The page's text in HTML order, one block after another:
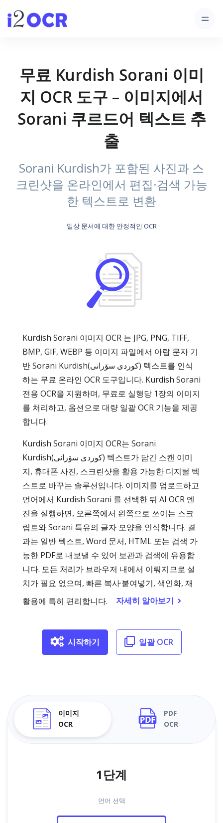
무료 Kurdish Sorani 이미
지 OCR 도구 – 이미지에서
Sorani 쿠르드어 텍스트 추
출
Sorani Kurdish가 포함된 사진과 스
크린샷을 온라인에서 편집·검색 가능
한 텍스트로 변환
일상 문서에 대한 안정적인 OCR
Kurdish Sorani 이미지 OCR 는 JPG, PNG, TIFF,
BMP, GIF, WEBP 등 이미지 파일에서 아랍 문자 기
반 Sorani Kurdish(کوردی سۆرانی) 텍스트를 인식
하는 무료 온라인 OCR 도구입니다. Kurdish Sorani
전용 OCR을 지원하며, 무료로 실행당 1장의 이미지
를 처리하고, 옵션으로 대량 일괄 OCR 기능을 제공
합니다.
Kurdish Sorani 이미지 OCR는 Sorani
Kurdish(کوردی سۆرانی) 텍스트가 담긴 스캔 이미
지, 휴대폰 사진, 스크린샷을 활용 가능한 디지털 텍
스트로 바꾸는 솔루션입니다. 이미지를 업로드하고
언어에서 Kurdish Sorani 를 선택한 뒤 AI OCR 엔
진을 실행하면, 오른쪽에서 왼쪽으로 쓰이는 스크
립트와 Sorani 특유의 글자 모양을 인식합니다. 결
과는 일반 텍스트, Word 문서, HTML 또는 검색 가
능한 PDF로 내보낼 수 있어 보관과 검색에 유용합
니다. 모든 처리가 브라우저 내에서 이뤄지므로 설
치가 필요 없으며, 빠른 복사·붙여넣기, 색인화, 재
활용에 특히 편리합니다.
자세히 알아보기
시작하기 일괄 OCR
이미지
OCR
PDF
OCR
1단계
언어 선택